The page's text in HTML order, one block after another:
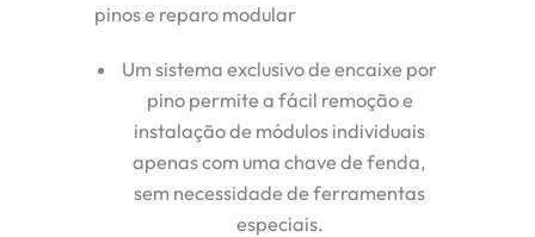
pinos e reparo modular
Um sistema exclusivo de encaixe por
pino permite a fácil remoção e
instalação de módulos individuais
apenas com uma chave de fenda,
sem necessidade de ferramentas
especiais.